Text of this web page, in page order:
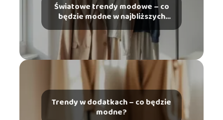
Światowe trendy modowe – co
będzie modne w najbliższych
latach?
Trendy w dodatkach – co będzie
modne?